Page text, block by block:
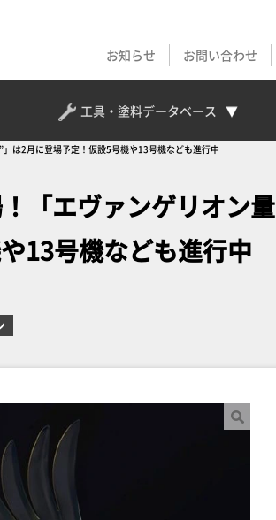
お知らせ
お問い合わせ
工具・塗料データベース
は2月に登場予定！仮設5号機や13号機なども進行中
「エヴァンゲリオン量
13号機なども進行中